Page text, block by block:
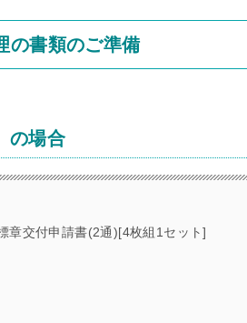
の書類のご準備
の場合
章交付申請書(2通)[4枚組1セット]